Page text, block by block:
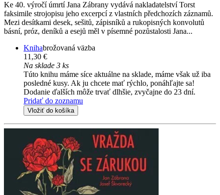
Ke 40. výročí úmrtí Jana Zábrany vydává nakladatelství Torst
faksimile strojopisu jeho excerpcí z vlastních předchozích záznamů.
Mezi desítkami desek, sešitů, zápisníků a rukopisných konvolutů
básní, próz, deníků a esejů měl v písemné pozůstalosti Jana...
Knihabrožovaná väzba
11,30 €
Na sklade 3 ks
Túto knihu máme síce aktuálne na sklade, máme však už iba
posledné kusy. Ak ju chcete mať rýchlo, ponáhľajte sa!
Dodanie ďalších môže trvať dlhšie, zvyčajne do 23 dní.
Pridať do zoznamu
Vložiť do košíka